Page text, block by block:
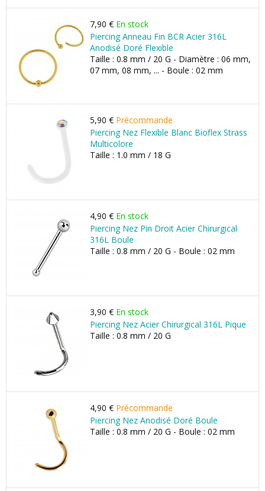
7,90 € En stock
Piercing Anneau Fin BCR Acier 316L
Anodisé Doré Flexible
Taille : 0.8 mm / 20 G - Diamètre : 06 mm,
07 mm, 08 mm, ... - Boule : 02 mm
5,90 € Précommande
Piercing Nez Flexible Blanc Bioflex Strass
Multicolore
Taille : 1.0 mm / 18 G
4,90 € En stock
Piercing Nez Pin Droit Acier Chirurgical
316L Boule
Taille : 0.8 mm / 20 G - Boule : 02 mm
3,90 € En stock
Piercing Nez Acier Chirurgical 316L Pique
Taille : 0.8 mm / 20 G
4,90 € Précommande
Piercing Nez Anodisé Doré Boule
Taille : 0.8 mm / 20 G - Boule : 02 mm